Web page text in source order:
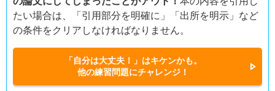
たい場合は、「引用部分を明確に」「出所を明示」など
の条件をクリアしなければなりません。
「自分は大丈夫！」はキケンかも。
他の練習問題にチャレンジ！